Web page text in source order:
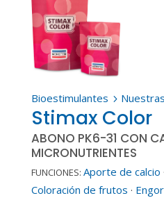
Bioestimulantes 5
Stimax Color
ABONO PK6-31 CON
MICRONUTRIENTES
FUNCIONES: Aporte de calcio ·
Coloración de frutos ·